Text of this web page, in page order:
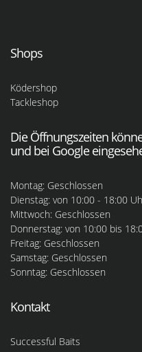
Shops
Ködershop
Tackleshop
Die Öffnungszeiten
und bei Google
Montag: Geschlossen
Dienstag: von 10:00 - 18:00
Mittwoch: Geschlossen
Donnerstag: von 10:00 bis
Freitag: Geschlossen
Samstag: Geschlossen
Sonntag: Geschlossen
Kontakt
Successful Baits